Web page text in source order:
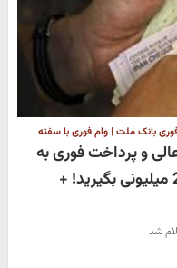
بانک ملت | وام فوری با سفته
عالی و پرداخت فوری به
همه | در عرض یک هفته وام 200 میلیونی بگیرید! +